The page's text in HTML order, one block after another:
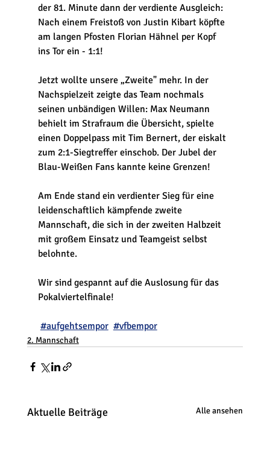
der 81. Minute dann der verdiente Ausgleich:
Nach einem Freistoß von Justin Kibart köpfte
am langen Pfosten Florian Hähnel per Kopf
ins Tor ein - 1:1!
Jetzt wollte unsere „Zweite" mehr. In der
Nachspielzeit zeigte das Team nochmals
seinen unbändigen Willen: Max Neumann
behielt im Strafraum die Übersicht, spielte
einen Doppelpass mit Tim Bernert, der eiskalt
zum 2:1-Siegtreffer einschob. Der Jubel der
Blau-Weißen Fans kannte keine Grenzen!
Am Ende stand ein verdienter Sieg für eine
leidenschaftlich kämpfende zweite
Mannschaft, die sich in der zweiten Halbzeit
mit großem Einsatz und Teamgeist selbst
belohnte.
Wir sind gespannt auf die Auslosung für das
Pokalviertelfinale!
#aufgehtsempor #vfbempor
2. Mannschaft
Aktuelle Beiträge Alle ansehen